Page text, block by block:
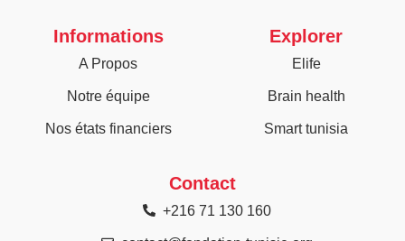
Informations
A Propos
Notre équipe
Nos états financiers
Explorer
Elife
Brain health
Smart tunisia
Contact
+216 71 130 160